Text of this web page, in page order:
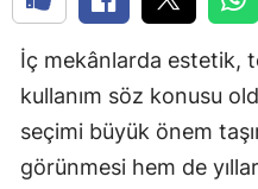
İç mekânlarda estetik,
kullanım söz konusu
seçimi büyük önem
görünmesi hem de